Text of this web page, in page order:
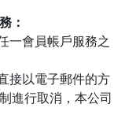
：
一會員帳戶服務之
接以電子郵件的方
進行取消，本公司